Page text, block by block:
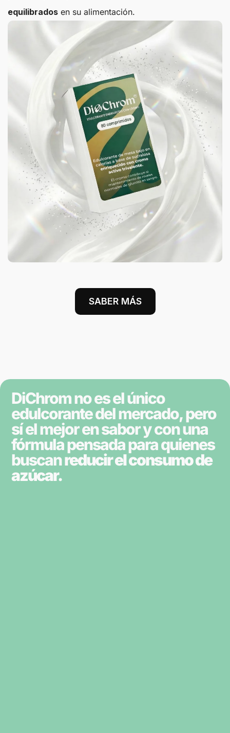
equilibrados en su alimentación.
SABER MÁS
DiChrom no es el único
edulcorante del mercado, pero
sí el mejor en sabor y con una
fórmula pensada para quienes
buscanreducir el consumo de
azúcar.